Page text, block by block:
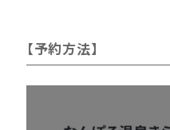
【予約方法】